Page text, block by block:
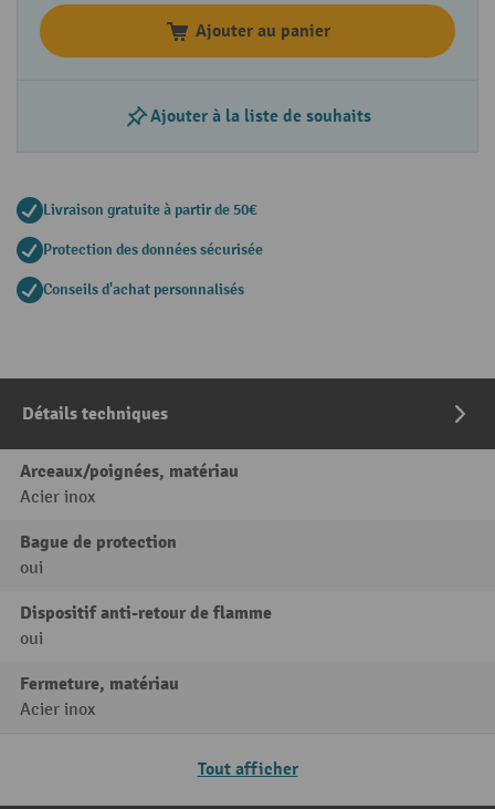
Ajouter au panier
Ajouter à la liste de souhaits
Livraison gratuite à partir de 50€
Protection des données sécurisée
Conseils d'achat personnalisés
Détails techniques
Arceaux/poignées, matériau
Acier inox
Bague de protection
oui
Dispositif anti-retour de flamme
oui
Fermeture, matériau
Acier inox
Tout afficher